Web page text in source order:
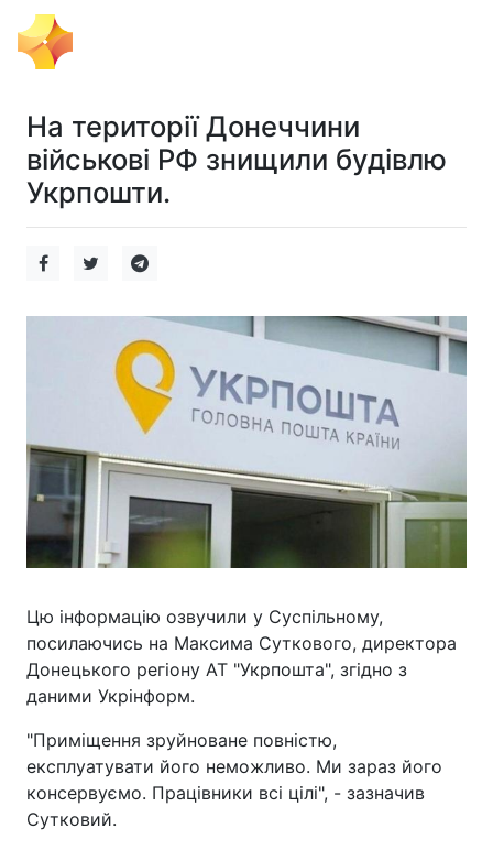
На території Донеччини
військові РФ знищили будівлю
Укрпошти.
Цю інформацію озвучили у Суспільному,
посилаючись на Максима Суткового, директора
Донецького регіону АТ "Укрпошта", згідно з
даними Укрінформ.
"Приміщення зруйноване повністю,
експлуатувати його неможливо. Ми зараз його
консервуємо. Працівники всі цілі", - зазначив
Сутковий.